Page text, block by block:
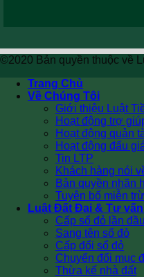
©2020 Bản quyền thuộc về
Trang Chủ
Về Chúng Tôi
Giới thiệu Luật
Hoạt động trợ
Hoạt động quản
Hoạt động đấu
Tin LTP
Khách hàng nói
Bản quyền nhãn
Tuyên bố miễn
Luật Đất Đai & Tư
Cấp sổ đỏ lần đầu
Sang tên sổ đỏ
Cấp đổi sổ đỏ
Chuyển đổi mục
Thừa kế nhà đất